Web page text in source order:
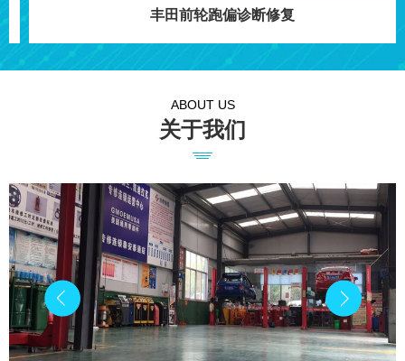
丰田前轮跑偏诊断修复
ABOUT US
关于我们